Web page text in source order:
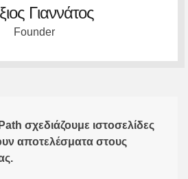
Γιαννάτος
Founder
σχεδιάζουμε ιστοσελίδες
αποτελέσματα στους